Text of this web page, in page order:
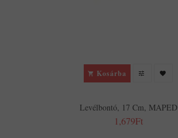
Kosárba
Levélbontó, 17 Cm, MAPED
1,679Ft